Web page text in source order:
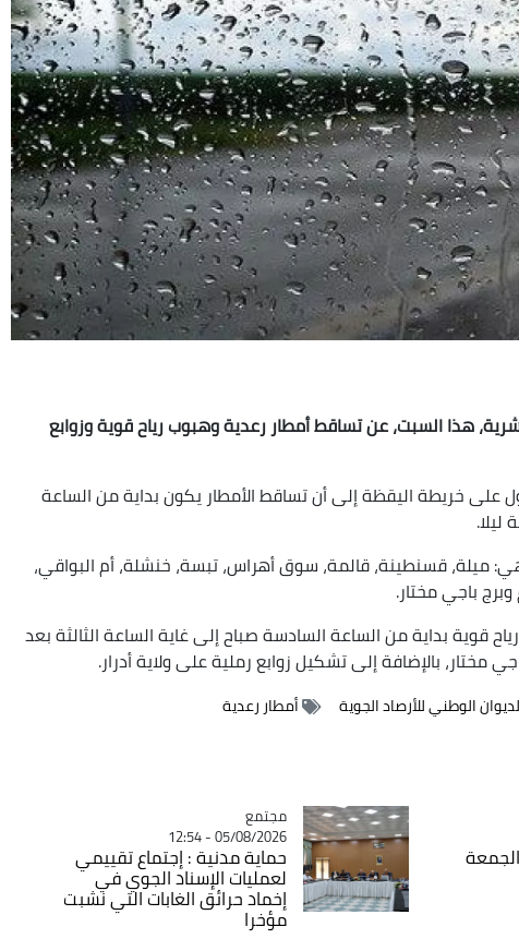
هذا السبت، عن تساقط أمطار رعدية وهبوب رياح قوية وزوابع
على خريطة اليقظة إلى أن تساقط الأمطار يكون بداية من الساعة
ليلا.
ميلة، قسنطينة، قالمة، سوق أهراس، تبسة، خنشلة، أم البواقي،
باجي مختار.
قوية بداية من الساعة السادسة صباح إلى غاية الساعة الثالثة بعد
مختار، بالإضافة إلى تشكيل زوابع رملية على ولاية أدرار.
الوطني للأرصاد الجوية أمطار رعدية
Catégorie
مجتمع
05/08/2026 - 12:54
حماية مدنية : إجتماع تقييمي
لعمليات الإسناد الجوي في
إخماد حرائق الغابات التي نشبت
مؤخرا